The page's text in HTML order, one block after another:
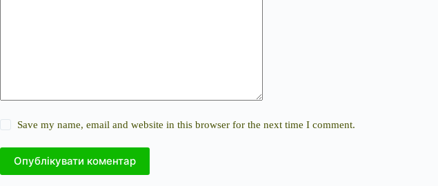
Save my name, email and website in this browser for the next time I comment.
Опублікувати коментар